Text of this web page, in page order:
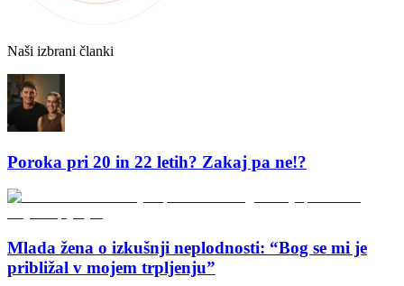
Naši izbrani članki
Poroka pri 20 in 22 letih? Zakaj pa ne!?
Mlada žena o izkušnji neplodnosti: “Bog se mi je
približal v mojem trpljenju”